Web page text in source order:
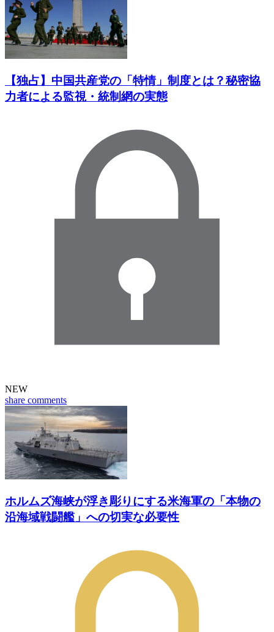
【独占】中国共産党の「特情」制度とは？秘密協
力者による監視・統制網の実態
NEW
share comments
ホルムズ海峡が浮き彫りにする米海軍の「本物の
沿海域戦闘艦」への切実な必要性